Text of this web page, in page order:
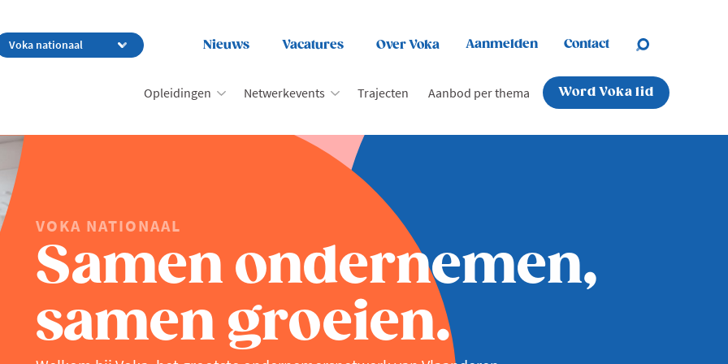
Nieuws Vacatures Over Voka Aanmelden Contact
Opleidingen Netwerkevents Trajecten Aanbod per thema Word Voka lid
VOKA NATIONAAL
Samen ondernemen,
samen groeien.